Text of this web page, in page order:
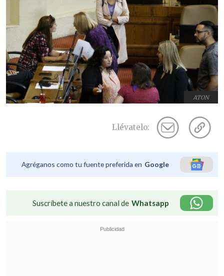
ATON
Llévatelo:
Agréganos como tu fuente preferida en Google
Suscríbete a nuestro canal de Whatsapp